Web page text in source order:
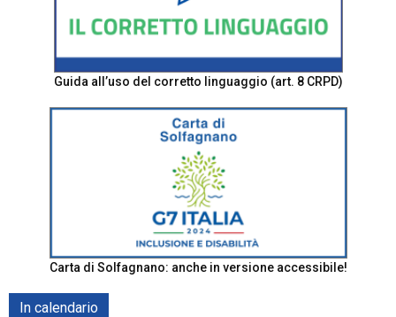
Guida all’uso del corretto linguaggio (art. 8 CRPD)
Carta di Solfagnano: anche in versione accessibile!
In calendario